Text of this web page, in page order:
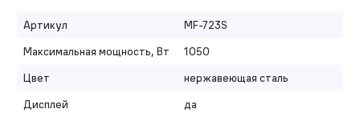
Артикул
MF-723S
Максимальная мощность, Вт
1050
Цвет
нержавеющая сталь
Дисплей
да